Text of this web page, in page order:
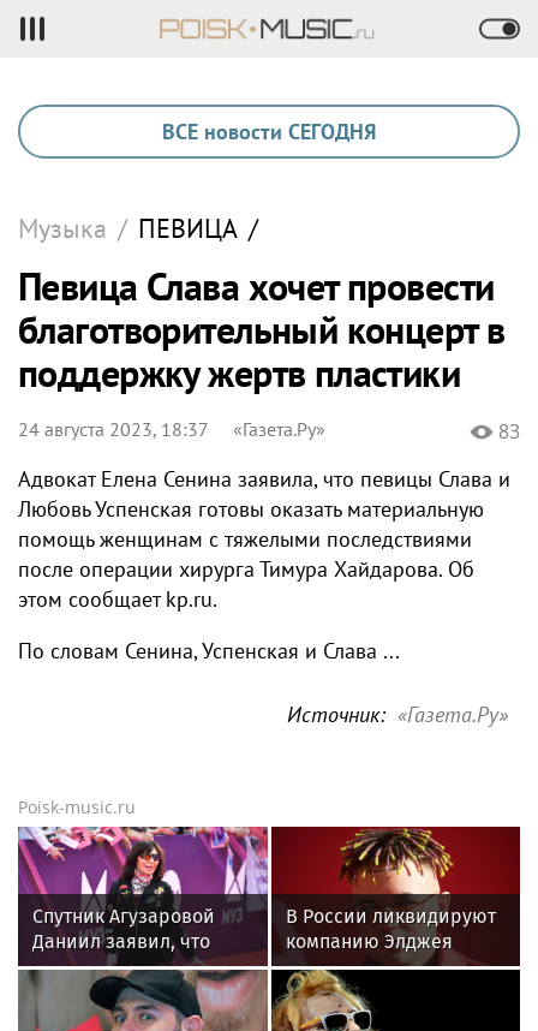
ВСЕ новости СЕГОДНЯ
Музыка / ПЕВИЦА /
Певица Слава хочет провести
благотворительный концерт в
поддержку жертв пластики
24 августа 2023, 18:37 «Газета.Ру» 83
Адвокат Елена Сенина заявила, что певицы Слава и
Любовь Успенская готовы оказать материальную
помощь женщинам с тяжелыми последствиями
после операции хирурга Тимура Хайдарова. Об
этом сообщает kp.ru.
По словам Сенина, Успенская и Слава ...
Источник: «Газета.Ру»
Poisk-music.ru
Спутник Агузаровой
Даниил заявил, что
решал рабочие
вопросы с певицей в
отеле
В России ликвидируют
компанию Элджея